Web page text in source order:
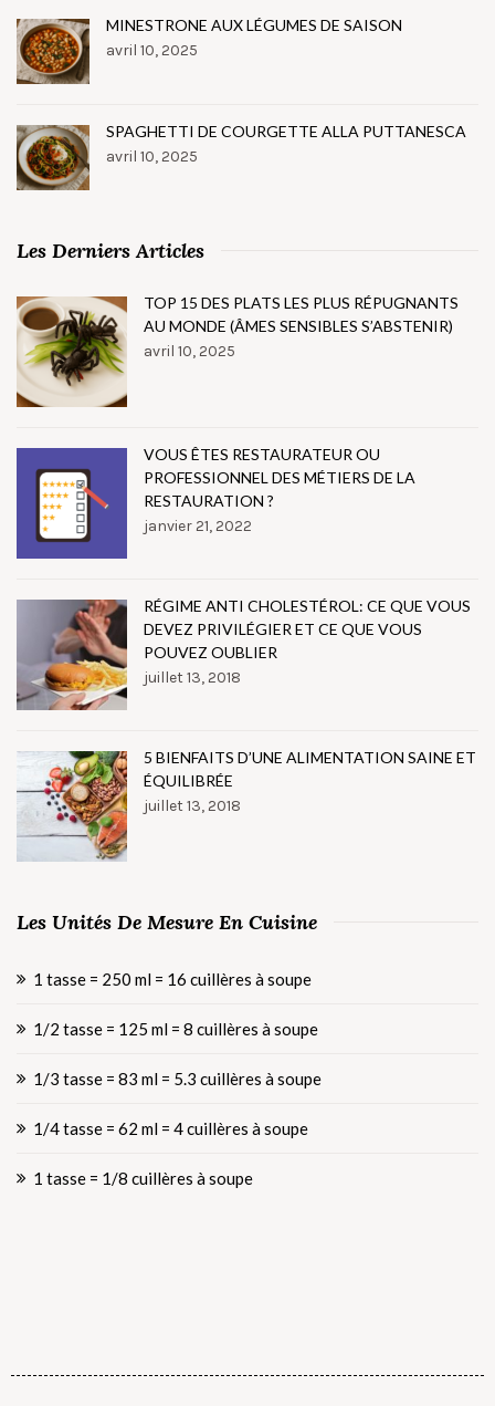
MINESTRONE AUX LÉGUMES DE SAISON
avril 10, 2025
SPAGHETTI DE COURGETTE ALLA PUTTANESCA
avril 10, 2025
Les Derniers Articles
TOP 15 DES PLATS LES PLUS RÉPUGNANTS
AU MONDE (ÂMES SENSIBLES S’ABSTENIR)
avril 10, 2025
VOUS ÊTES RESTAURATEUR OU
PROFESSIONNEL DES MÉTIERS DE LA
RESTAURATION ?
janvier 21, 2022
RÉGIME ANTI CHOLESTÉROL: CE QUE VOUS
DEVEZ PRIVILÉGIER ET CE QUE VOUS
POUVEZ OUBLIER
juillet 13, 2018
5 BIENFAITS D’UNE ALIMENTATION SAINE ET
ÉQUILIBRÉE
juillet 13, 2018
Les Unités De Mesure En Cuisine
1 tasse = 250 ml = 16 cuillères à soupe
1/2 tasse = 125 ml = 8 cuillères à soupe
1/3 tasse = 83 ml = 5.3 cuillères à soupe
1/4 tasse = 62 ml = 4 cuillères à soupe
1 tasse = 1/8 cuillères à soupe